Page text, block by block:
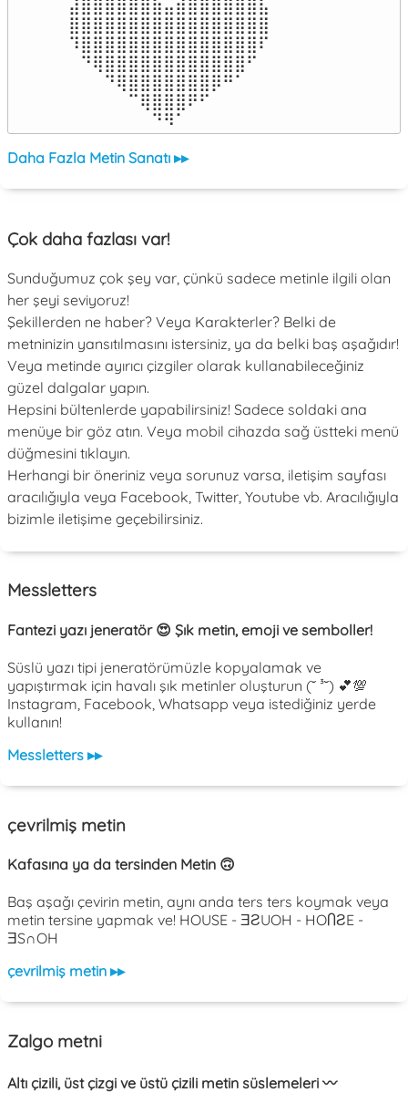
⣼⣿⣿⣿⣿⣿⣿⣷⣤⣾⣿⣿⣿⣿⣿⣿⣧
⣿⣿⣿⣿⣿⣿⣿⣿⣿⣿⣿⣿⣿⣿⣿⣿⣿
⠹⣿⣿⣿⣿⣿⣿⣿⣿⣿⣿⣿⣿⣿⣿⣿⠏
⠀⠙⢿⣿⣿⣿⣿⣿⣿⣿⣿⣿⣿⣿⣿⠋⠀
⠀⠀⠀⠙⢿⣿⣿⣿⣿⣿⣿⣿⡿⠛⠁⠀⠀
⠀⠀⠀⠀⠀⠉⢿⣿⣿⣿⠟⠋⠀⠀⠀⠀⠀
⠀⠀⠀⠀⠀⠀⠀⠙⠻⠁⠀⠀⠀⠀⠀⠀⠀⠀⠀⠀⠀⠀⠀
Daha Fazla Metin Sanatı ▸▸
Çok daha fazlası var!
Sunduğumuz çok şey var, çünkü sadece metinle ilgili olan
her şeyi seviyoruz!
Şekillerden ne haber? Veya Karakterler? Belki de
metninizin yansıtılmasını istersiniz, ya da belki baş aşağıdır!
Veya metinde ayırıcı çizgiler olarak kullanabileceğiniz
güzel dalgalar yapın.
Hepsini bültenlerde yapabilirsiniz! Sadece soldaki ana
menüye bir göz atın. Veya mobil cihazda sağ üstteki menü
düğmesini tıklayın.
Herhangi bir öneriniz veya sorunuz varsa, iletişim sayfası
aracılığıyla veya Facebook, Twitter, Youtube vb. Aracılığıyla
bizimle iletişime geçebilirsiniz.
Messletters
Fantezi yazı jeneratör 😍 Şık metin, emoji ve semboller!
Süslü yazı tipi jeneratörümüzle kopyalamak ve
yapıştırmak için havalı şık metinler oluşturun (˘ ³˘) 💕💯
Instagram, Facebook, Whatsapp veya istediğiniz yerde
kullanın!
Messletters ▸▸
çevrilmiş metin
Kafasına ya da tersinden Metin 🙃
Baş aşağı çevirin metin, aynı anda ters ters koymak veya
metin tersine yapmak ve! HOUSE - ƎƧUOH - HOႶƧE -
ƎS∩OH
çevrilmiş metin ▸▸
Zalgo metni
Altı çizili, üst çizgi ve üstü çizili metin süslemeleri 〰️